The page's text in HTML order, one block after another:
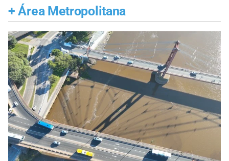
+ Área Metropolitana